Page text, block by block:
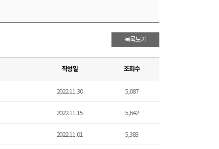
목록보기
작성일 조회수
2022.11.30 5,087
2022.11.15 5,642
2022.11.01 5,383